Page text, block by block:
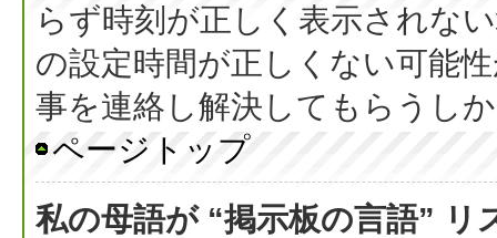
らず時刻が正しく表示されな
の設定時間が正しくない可能
事を連絡し解決してもらうし
ページトップ
私の母語が “掲示板の言語” リ